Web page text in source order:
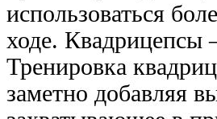
использоваться
ходе. Квадрицепсы
Тренировка
заметно добавляя